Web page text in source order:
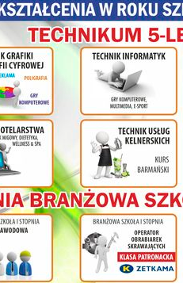
3. Sylwia Dajczer- Gałczyńska,
4. Mariusz Litwiński,
5. Konrad Kałwak.
Szkolenie wyposażyło uczestników w
skuteczne upowszechnianie EKK wśród